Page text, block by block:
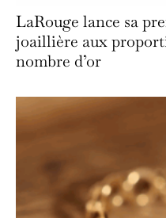
LaRouge lance sa
joaillière aux
nombre d’or